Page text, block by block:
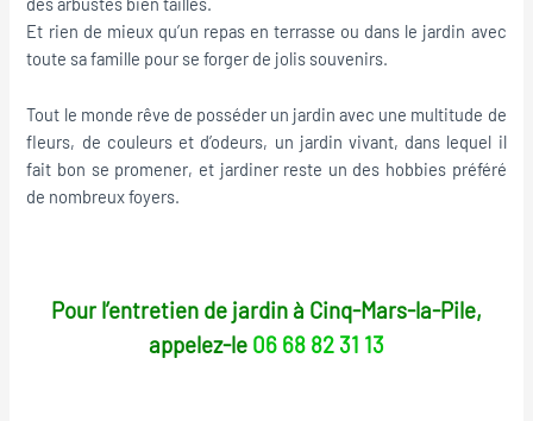
Et rien de mieux qu’un repas en terrasse ou dans le jardin avec
toute sa famille pour se forger de jolis souvenirs.
Tout le monde rêve de posséder un jardin avec une multitude de
fleurs, de couleurs et d’odeurs, un jardin vivant, dans lequel il
fait bon se promener, et jardiner reste un des hobbies préféré
de nombreux foyers.
Pour l’entretien de jardin à Cinq-Mars-la-Pile,
appelez-le 06 68 82 31 13